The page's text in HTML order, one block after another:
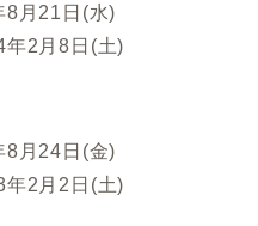
月21日(水)
2月8日(土)
月24日(金)
2月2日(土)